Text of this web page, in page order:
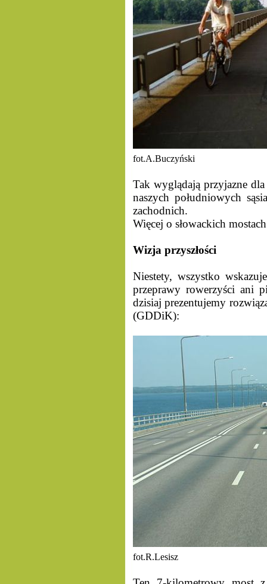
fot.A.Buczyński
Tak wyglądają przyjazne
naszych południowych
zachodnich.
Więcej o słowackich
Wizja przyszłości
Niestety, wszystko
przeprawy rowerzyści ani
dzisiaj prezentujemy
(GDDiK):
fot.R.Lesisz